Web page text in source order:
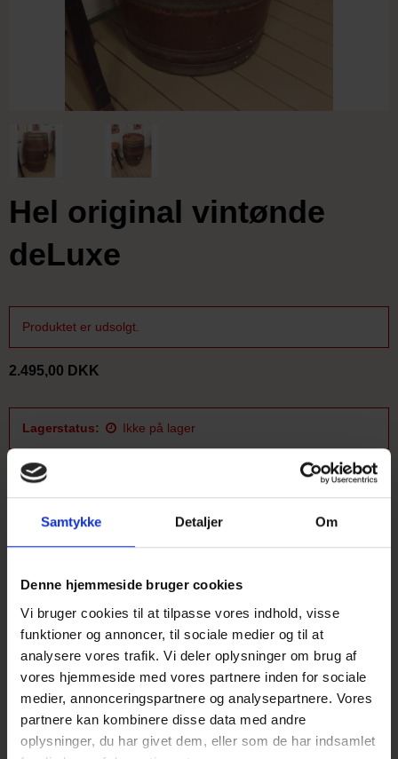
Samtykke Detaljer Om
Denne hjemmeside bruger cookies
Vi bruger cookies til at tilpasse vores indhold, visse
funktioner og annoncer, til sociale medier og til at
analysere vores trafik. Vi deler oplysninger om brug af
vores hjemmeside med vores partnere inden for sociale
medier, annonceringspartnere og analysepartnere. Vores
partnere kan kombinere disse data med andre
oplysninger, du har givet dem, eller som de har indsamlet
Hel original vintønde
deLuxe
Produktet er udsolgt.
2.495,00 DKK
Lagerstatus: Ikke på lager
Smuk tørret, bejdset og lakeret tønde.
Læs mere i vareinfo længere nede på siden omkring mål og
beskrivelse i øvrigt.
BEMÆRK! som udgangspunkt anbefales det ikke at bruge denne
vandopsamling, må man forvente at det er nødvendigt at rykke
tøndebåndene igen når træet bliver fugtigt.
Beskrivelse
Fin hel original vintønde i egetræ. Tønden har været anvendt på en